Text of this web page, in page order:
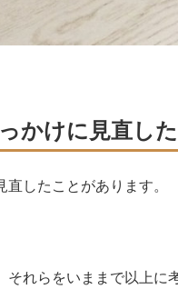
かけに見直し
したことがあります。
それらをいままで以上に